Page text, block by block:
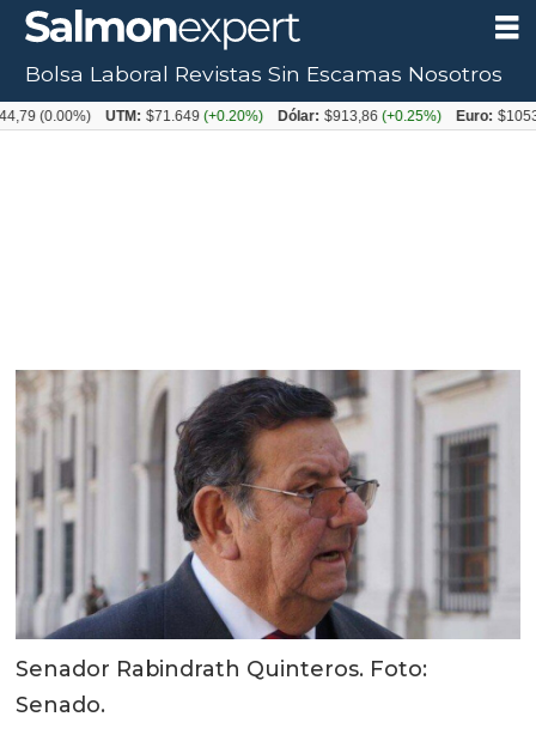
Senador Rabindrath Quinteros. Foto:
Senado.
Bolsa Laboral Revistas Sin Escamas Nosotros
UTM: $71.649(+0.20%) Dólar: $913,86(+0.25%) Euro: $1053,08(-